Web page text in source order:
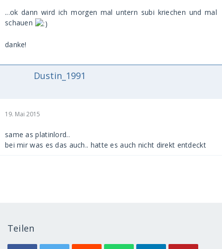
...ok dann wird ich morgen mal untern subi kriechen und mal
schauen
danke!
Dustin_1991
19. Mai 2015
same as platinlord..
bei mir was es das auch.. hatte es auch nicht direkt entdeckt
Teilen